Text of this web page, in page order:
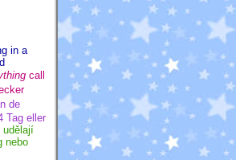
in a
call
de
Tag eller
udělají
nebo